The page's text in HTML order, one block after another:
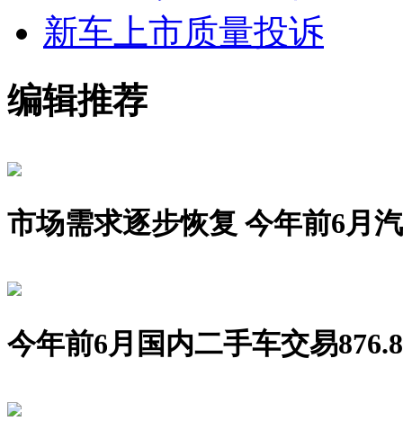
新车上市质量投诉
编辑推荐
市场需求逐步恢复 今年前6月
今年前6月国内二手车交易